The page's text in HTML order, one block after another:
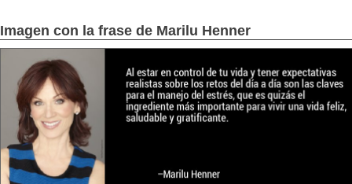
Imagen con la frase de Marilu Henner